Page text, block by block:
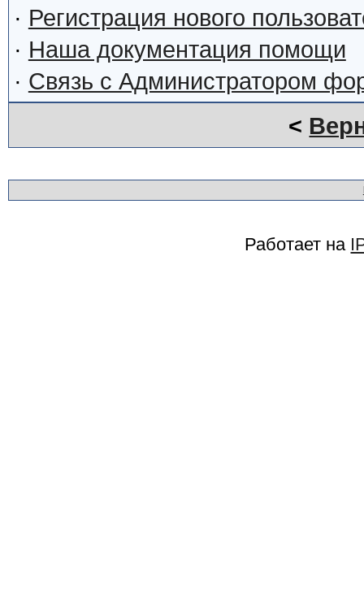
· Регистрация нового
· Наша документация помощи
· Связь с Администратором
<
Работает на